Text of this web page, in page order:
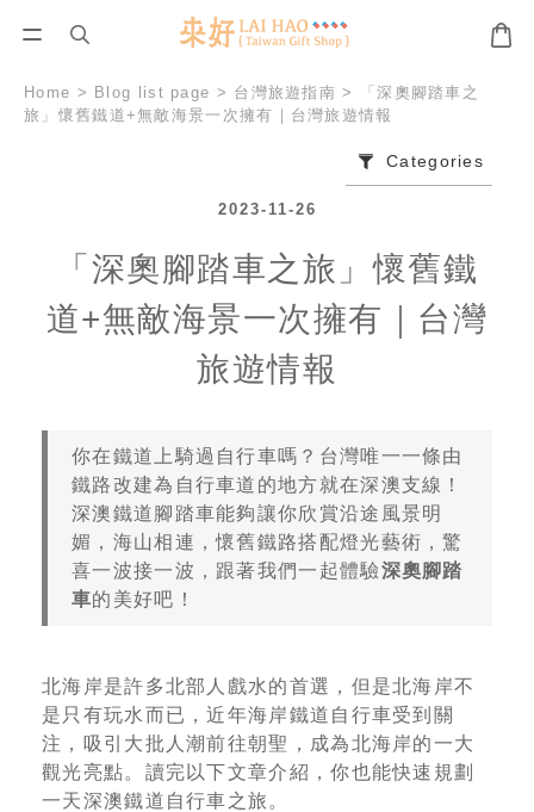
Home > Blog list page > 台灣旅遊指南 >
「深奧腳踏車之
旅」懷舊鐵道+無敵海景一次擁有｜台灣旅遊情報
Categories
2023-11-26
「深奧腳踏車之旅」懷舊鐵
道+無敵海景一次擁有｜台灣
旅遊情報
你在鐵道上騎過自行車嗎？台灣唯一一條由
鐵路改建為自行車道的地方就在深澳支線！
深澳鐵道腳踏車能夠讓你欣賞沿途風景明
媚，海山相連，懷舊鐵路搭配燈光藝術，驚
喜一波接一波，跟著我們一起體驗深奧腳踏
車的美好吧！
北海岸是許多北部人戲水的首選，但是北海岸不
是只有玩水而已，近年海岸鐵道自行車受到關
注，吸引大批人潮前往朝聖，成為北海岸的一大
觀光亮點。讀完以下文章介紹，你也能快速規劃
一天深澳鐵道自行車之旅。